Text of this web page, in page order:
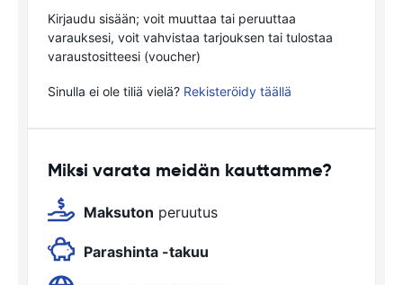
Kirjaudu sisään; voit muuttaa tai peruuttaa
varauksesi, voit vahvistaa tarjouksen tai tulostaa
varaustositteesi (voucher)
Sinulla ei ole tiliä vielä? Rekisteröidy täällä
Miksi varata meidän kauttamme?
Maksuton peruutus
Parashinta -takuu